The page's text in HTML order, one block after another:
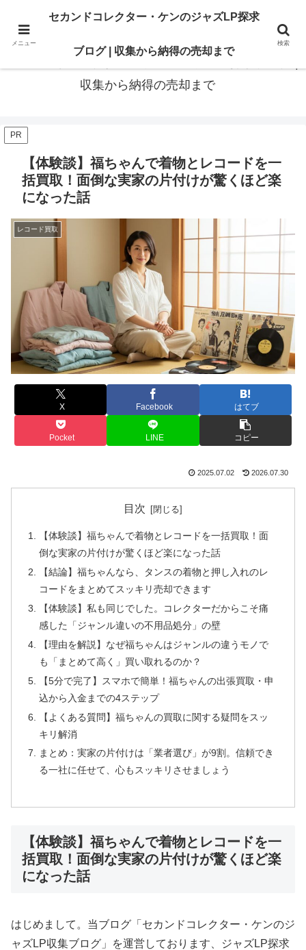
最高の“一枚”は、いつも知識の先にある。オリジナル盤も、賢いセカンド盤
収集から納得の売却まで
PR
【体験談】福ちゃんで着物とレコードを一
括買取！面倒な実家の片付けが驚くほど楽
になった話
レコード買取
X Facebook はてブ
Pocket LINE コピー
2025.07.02 2026.07.30
目次
【体験談】福ちゃんで着物とレコードを一括買取！面
倒な実家の片付けが驚くほど楽になった話
【結論】福ちゃんなら、タンスの着物と押し入れのレ
コードをまとめてスッキリ売却できます
【体験談】私も同じでした。コレクターだからこそ痛
感した「ジャンル違いの不用品処分」の壁
【理由を解説】なぜ福ちゃんはジャンルの違うモノで
も「まとめて高く」買い取れるのか？
【5分で完了】スマホで簡単！福ちゃんの出張買取・申
込から入金までの4ステップ
【よくある質問】福ちゃんの買取に関する疑問をスッ
キリ解消
まとめ：実家の片付けは「業者選び」が9割。信頼でき
る一社に任せて、心もスッキリさせましょう
【体験談】福ちゃんで着物とレコードを一
括買取！面倒な実家の片付けが驚くほど楽
になった話
はじめまして。当ブログ「セカンドコレクター・ケンのジ
ャズLP収集ブログ」を運営しております、ジャズLP探求
メニュー
セカンドコレクター・ケンのジャズLP探求
ブログ | 収集から納得の売却まで
検索